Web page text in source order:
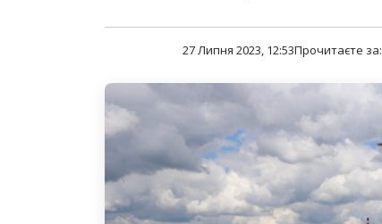
27 Липня 2023, 12:53Прочитаєте за: